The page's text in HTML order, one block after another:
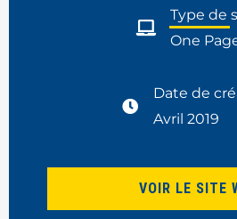
Type de
One
Date de
Avril 2019
VOIR LE SITE